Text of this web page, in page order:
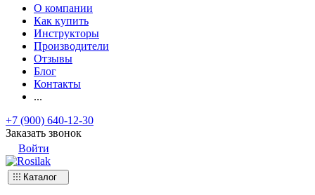
О компании
Как купить
Инструкторы
Производители
Отзывы
Блог
Контакты
...
+7 (900) 640-12-30
Заказать звонок
Войти
Каталог